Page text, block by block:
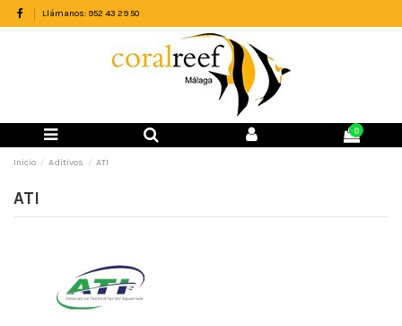
Llámanos: 952 43 29 50
0
Inicio Aditivos ATI
ATI